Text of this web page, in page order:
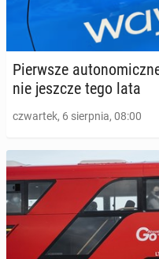
Pierw­sze
nie jeszcze tego lata
czwartek, 6 sierpnia, 08:00